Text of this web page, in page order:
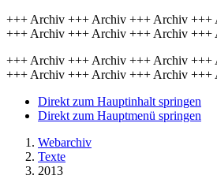
+++ Archiv +++ Archiv +++ Archiv
+++ Archiv +++ Archiv +++ Archiv
+++ Archiv +++ Archiv +++ Archiv
+++ Archiv +++ Archiv +++ Archiv
Direkt zum Hauptinhalt springen
Direkt zum Hauptmenü springen
Webarchiv
Texte
2013